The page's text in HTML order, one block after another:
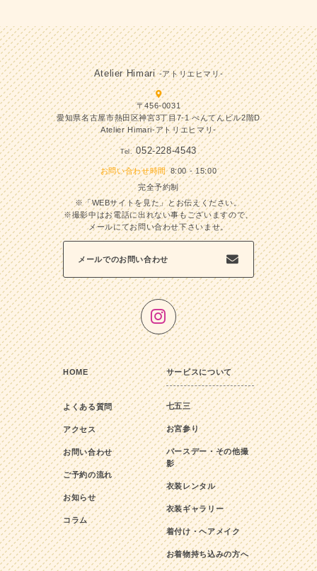
Atelier Himari -アトリエヒマリ-
〒456-0031
愛知県名古屋市熱田区神宮3丁目7-1 べんてんビル2階D
Atelier Himari-アトリエヒマリ-
Tel. 052-228-4543
お問い合わせ時間 8:00 - 15:00
完全予約制
※「WEBサイトを見た」とお伝えください。
※撮影中はお電話に出れない事もございますので、
メールにてお問い合わせ下さいませ。
メールでのお問い合わせ
HOME
よくある質問
アクセス
お問い合わせ
ご予約の流れ
お知らせ
コラム
サービスについて
七五三
お宮参り
バースデー・その他撮
影
衣装レンタル
衣装ギャラリー
着付け・ヘアメイク
お着物持ち込みの方へ